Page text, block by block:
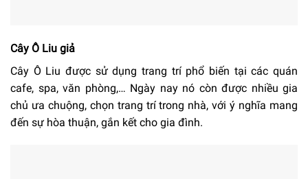
Cây Ô Liu giả
Cây Ô Liu được sử dụng trang trí phổ biến tại các quán
cafe, spa, văn phòng,… Ngày nay nó còn được nhiều gia
chủ ưa chuộng, chọn trang trí trong nhà, với ý nghĩa mang
đến sự hòa thuận, gắn kết cho gia đình.